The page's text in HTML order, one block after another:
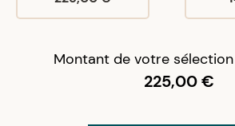
bienMontant de votre sélection
225,00 €